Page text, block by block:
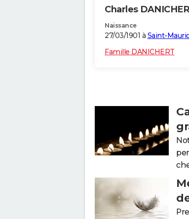
Charles
Naissance
27/03/1901 à Saint-
Famille DANICHERT